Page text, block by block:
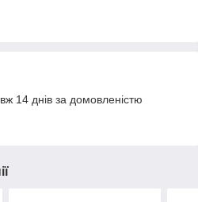
14 днів за домовленістю